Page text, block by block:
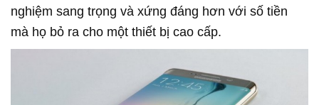
nghiệm sang trọng và xứng đáng hơn với số tiền
mà họ bỏ ra cho một thiết bị cao cấp.